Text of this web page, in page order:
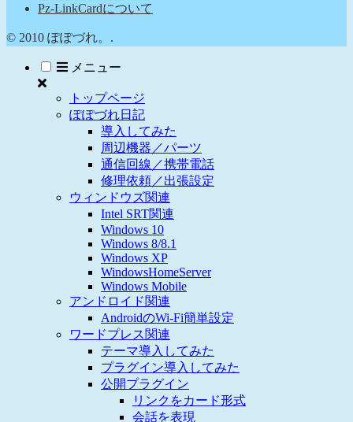
Pz-LinkCardについて
© 2010 ぽぽづれ。.
メニュー
トップページ
ぽぽづれ日記
導入してみた
周辺機器／パーツ
通信回線／携帯電話
修理依頼／出張設定
ウィンドウズ関連
Intel SRT関連
Windows 10
Windows 8/8.1
Windows XP
WindowsHomeServer
Windows Mobile
アンドロイド関連
AndroidのWi-Fi簡単設定
ワードプレス関連
テーマ導入してみた
プラグイン導入してみた
公開プラグイン
リンクをカード形式
会話を表現